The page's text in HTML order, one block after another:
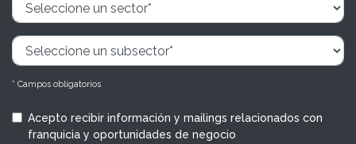
* Campos obligatorios
Acepto recibir información y mailings relacionados con
franquicia y oportunidades de negocio